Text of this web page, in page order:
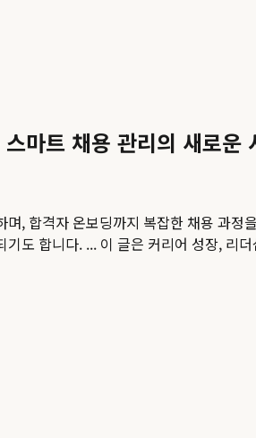
마트 채용 관리의 새로운
, 합격자 온보딩까지 복잡한 채용 과
기도 합니다. ... 이 글은 커리어 성장, 리